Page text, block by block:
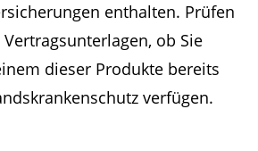
enthalten. Prüfen
ob Sie
dieser Produkte bereits
verfügen.